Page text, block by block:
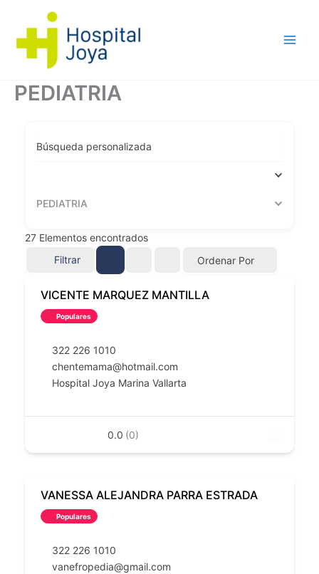
contenido
PEDIATRIA
Búsqueda personalizada
PEDIATRIA
27 Elementos encontrados
Filtrar
Ordenar Por
VICENTE MARQUEZ MANTILLA
Populares
322 226 1010
chentemama@hotmail.com
Hospital Joya Marina Vallarta
0.0 (0)
VANESSA ALEJANDRA PARRA ESTRADA
Populares
322 226 1010
vanefropedia@gmail.com